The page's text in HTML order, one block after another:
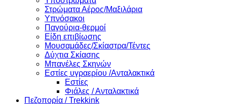
Στρώματα Αέρος/Μαξιλάρια
Υπνόσακοι
Παγούρια-θερμοί
Είδη επιβίωσης
Μουσαμάδες/Σκίαστρα/Τέντες
Δύχτια Σκίασης
Μπανέλες Σκηνών
Εστίες υγραερίου /Ανταλακτικά
Εστίες
Φιάλες / Ανταλακτικά
Πεζοπορία / Trekkink